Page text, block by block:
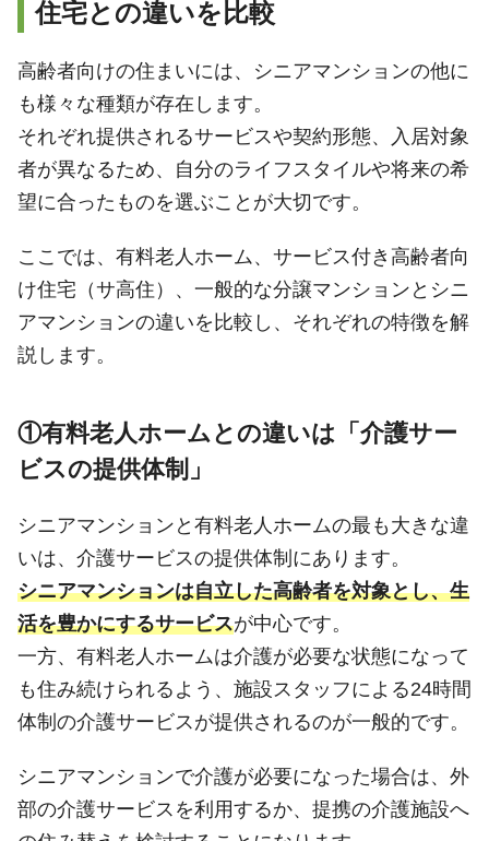
住宅との違いを比較
高齢者向けの住まいには、シニアマンションの他に
も様々な種類が存在します。
それぞれ提供されるサービスや契約形態、入居対象
者が異なるため、自分のライフスタイルや将来の希
望に合ったものを選ぶことが大切です。
ここでは、有料老人ホーム、サービス付き高齢者向
け住宅（サ高住）、一般的な分譲マンションとシニ
アマンションの違いを比較し、それぞれの特徴を解
説します。
①有料老人ホームとの違いは「介護サー
ビスの提供体制」
シニアマンションと有料老人ホームの最も大きな違
いは、介護サービスの提供体制にあります。
シニアマンションは自立した高齢者を対象とし、生
活を豊かにするサービスが中心です。
一方、有料老人ホームは介護が必要な状態になって
も住み続けられるよう、施設スタッフによる24時間
体制の介護サービスが提供されるのが一般的です。
シニアマンションで介護が必要になった場合は、外
部の介護サービスを利用するか、提携の介護施設へ